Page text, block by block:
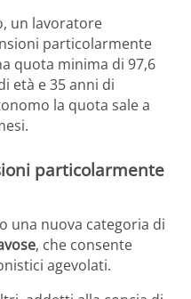
un lavoratore
particolarmente
quota minima di 97,6
età e 35 anni di
la quota sale a
particolarmente
una nuova categoria di
, che consente
agevolati.